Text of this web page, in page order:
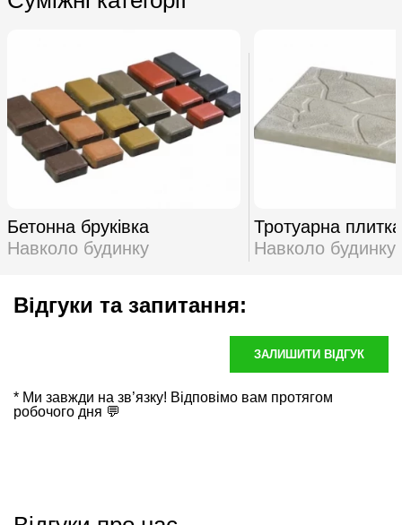
Бетонна бруківка
Навколо будинку
Тротуарна плитка
Навколо будинку
Відгуки та запитання:
ЗАЛИШИТИ ВІДГУК
* Ми завжди на зв’язку! Відповімо вам протягом
робочого дня 💬